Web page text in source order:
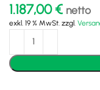
1.187,00€ netto
exkl. 19 % MwSt. zzgl.